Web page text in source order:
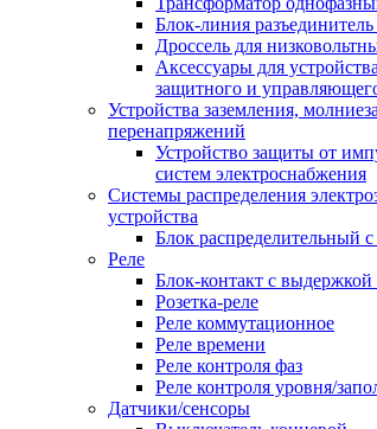
Блок-линия
Дроссель для
Аксессуары для
защитного и
Устройства заземления,
перенапряжений
Устройство защиты от
систем электроснабжения
Системы распределения
устройства
Блок распределительный
Реле
Блок-контакт с
Розетка-реле
Реле коммутационное
Реле времени
Реле контроля фаз
Реле контроля уровня/
Датчики/сенсоры